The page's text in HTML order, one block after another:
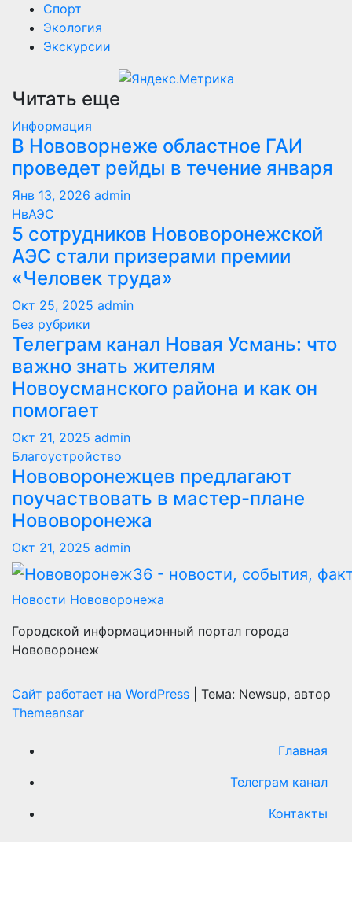
Спорт
Экология
Экскурсии
Читать еще
Информация
В Нововорнеже областное ГАИ
проведет рейды в течение января
Янв 13, 2026 admin
НвАЭС
5 сотрудников Нововоронежской
АЭС стали призерами премии
«Человек труда»
Окт 25, 2025 admin
Без рубрики
Телеграм канал Новая Усмань: что
важно знать жителям
Новоусманского района и как он
помогает
Окт 21, 2025 admin
Благоустройство
Нововоронежцев предлагают
поучаствовать в мастер-плане
Нововоронежа
Окт 21, 2025 admin
Новости Нововоронежа
Городской информационный портал города
Нововоронеж
Сайт работает на WordPress
Тема: Newsup, автор
Themeansar
Главная
Телеграм канал
Контакты